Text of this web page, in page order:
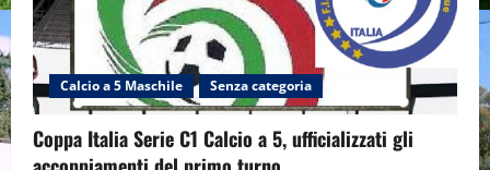
Calcio a 5 Maschile Senza categoria
Coppa Italia Serie C1 Calcio a 5, ufficializzati gli